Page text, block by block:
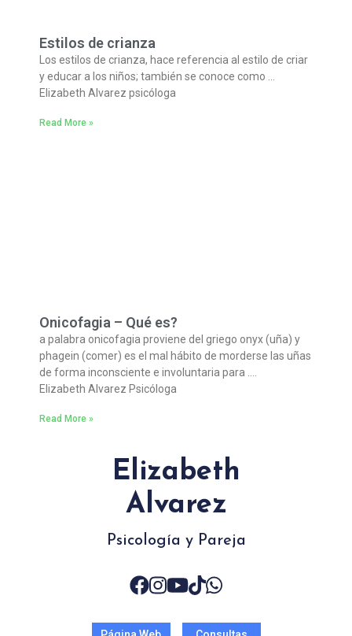
Estilos de crianza
y educar a los niños; también se conoce como …
Elizabeth Alvarez psicóloga
Read More »
Onicofagia – Qué es?
a palabra onicofagia proviene del griego onyx (uña) y
phagein (comer) es el mal hábito de morderse las uñas
de forma inconsciente e involuntaria para ….
Elizabeth Alvarez Psicóloga
Read More »
Elizabeth
Alvarez
Psicología y Pareja